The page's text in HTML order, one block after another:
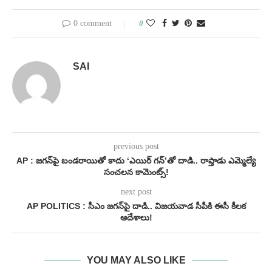
0 comment 0
SAI
previous post
AP : జగన్‌పై బండరాయితో కాదు ‘ఎయిర్ గన్‌’తో దాడి.. రాప్తాడు ఎమ్మెల్యే
సంచలన కామెంట్స్!
next post
AP POLITICS : సీఎం జగన్‌పై దాడి.. విజయవాడ సీపీకి ఈసీ కీలక
ఆదేశాలు!
YOU MAY ALSO LIKE